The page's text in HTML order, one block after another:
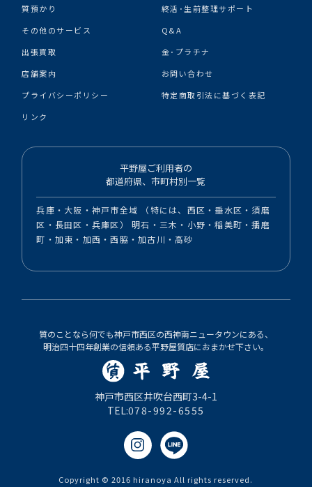
質預かり
終活･生前整理サポート
その他のサービス
Q&A
出張買取
金･プラチナ
店舗案内
お問い合わせ
プライバシーポリシー
特定商取引法に基づく表記
リンク
平野屋ご利用者の
都道府県、市町村別一覧
兵庫・大阪・神戸市全域 （特には、西区・垂水区・須磨
区・長田区・兵庫区） 明石・三木・小野・稲美町・播磨
町・加東・加西・西脇・加古川・高砂
質のことなら何でも神戸市西区の西神南ニュータウンにある、
明治四十四年創業の信頼ある平野屋質店におまかせ下さい。
神戸市西区井吹台西町3-4-1
TEL:078-992-6555
Copyright © 2016 hiranoya All rights reserved.